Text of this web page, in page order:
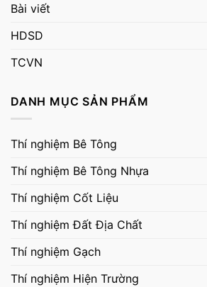
Bài viết
HDSD
TCVN
DANH MỤC SẢN PHẨM
Thí nghiệm Bê Tông
Thí nghiệm Bê Tông Nhựa
Thí nghiệm Cốt Liệu
Thí nghiệm Đất Địa Chất
Thí nghiệm Gạch
Thí nghiệm Hiện Trường